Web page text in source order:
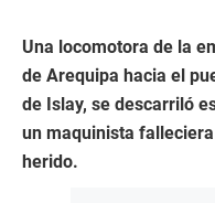
Una locomotora de la
de Arequipa hacia el
de Islay, se descarriló
un maquinista
herido.